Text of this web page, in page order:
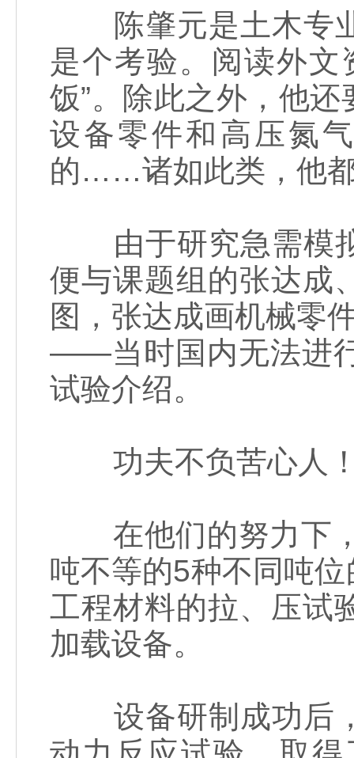
陈肇元是土木专业
是个考验。阅读外文
饭”。除此之外，他
设备零件和高压氮
的……诸如此类，他
由于研究急需模拟
便与课题组的张达成
图，张达成画机械零
——当时国内无法进
试验介绍。
功夫不负苦心人
在他们的努力下，
吨不等的5种不同吨
工程材料的拉、压试
加载设备。
设备研制成功后，